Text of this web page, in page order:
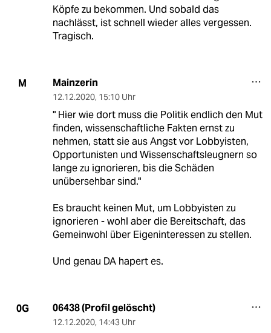
Köpfe zu bekommen. Und sobald das
nachlässt, ist schnell wieder alles vergessen.
Tragisch.
M Mainzerin
12.12.2020, 15:10 Uhr
" Hier wie dort muss die Politik endlich den Mut
finden, wissenschaftliche Fakten ernst zu
nehmen, statt sie aus Angst vor Lobbyisten,
Opportunisten und Wissenschaftsleugnern so
lange zu ignorieren, bis die Schäden
unübersehbar sind."
Es braucht keinen Mut, um Lobbyisten zu
ignorieren - wohl aber die Bereitschaft, das
Gemeinwohl über Eigeninteressen zu stellen.
Und genau DA hapert es.
0G 06438 (Profil gelöscht)
12.12.2020, 14:43 Uhr